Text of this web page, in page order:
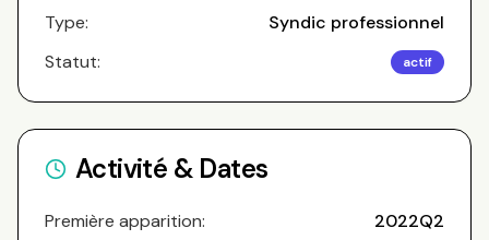
Type:
Syndic professionnel
Statut:
actif
Activité & Dates
Première apparition:
2022Q2